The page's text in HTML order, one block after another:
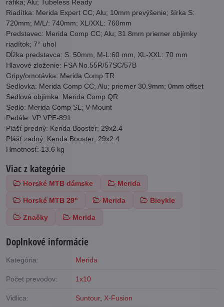
ráfika; Alu; Tubeless Ready
Riadítka: Merida Expert CC; Alu; 10mm prevýšenie; šírka S:
720mm; M/L/: 740mm; XL/XXL: 760mm
Predstavec: Merida Comp CC; Alu; 31.8mm priemer objímky
riadítok; 7° uhol
Dĺžka predstavca: S: 50mm, M-L:60 mm, XL-XXL: 70 mm
Hlavové zloženie: FSA No.55R/57SC/57B
Gripy/omotávka: Merida Comp TR
Sedlovka: Merida Comp CC; Alu; priemer 30.9mm; 0mm offset
Sedlová objímka: Merida Comp QR
Sedlo: Merida Comp SL; V-Mount
Pedále: VP VPE-891
Plášť predný: Kenda Booster; 29x2.4
Plášť zadný: Kenda Booster; 29x2.4
Hmotnosť: 13.6 kg
Viac z kategórie
Horské MTB dámske Merida
Horské MTB 29" Merida Bicykle
Značky Merida
Doplnkové informácie
Kategória: Merida
Počet prevodov: 1x10
Vidlica: Suntour, X-Fusion